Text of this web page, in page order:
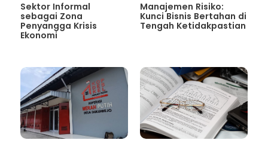
Sektor Informal
sebagai Zona
Penyangga Krisis
Ekonomi
Manajemen Risiko:
Kunci Bisnis Bertahan di
Tengah Ketidakpastian